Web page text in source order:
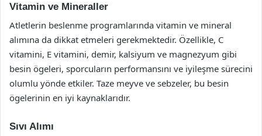
Vitamin ve Mineraller
Atletlerin beslenme programlarında vitamin ve mineral
alımına da dikkat etmeleri gerekmektedir. Özellikle, C
vitamini, E vitamini, demir, kalsiyum ve magnezyum gibi
besin ögeleri, sporcuların performansını ve iyileşme sürecini
olumlu yönde etkiler. Taze meyve ve sebzeler, bu besin
ögelerinin en iyi kaynaklarıdır.
Sıvı Alımı